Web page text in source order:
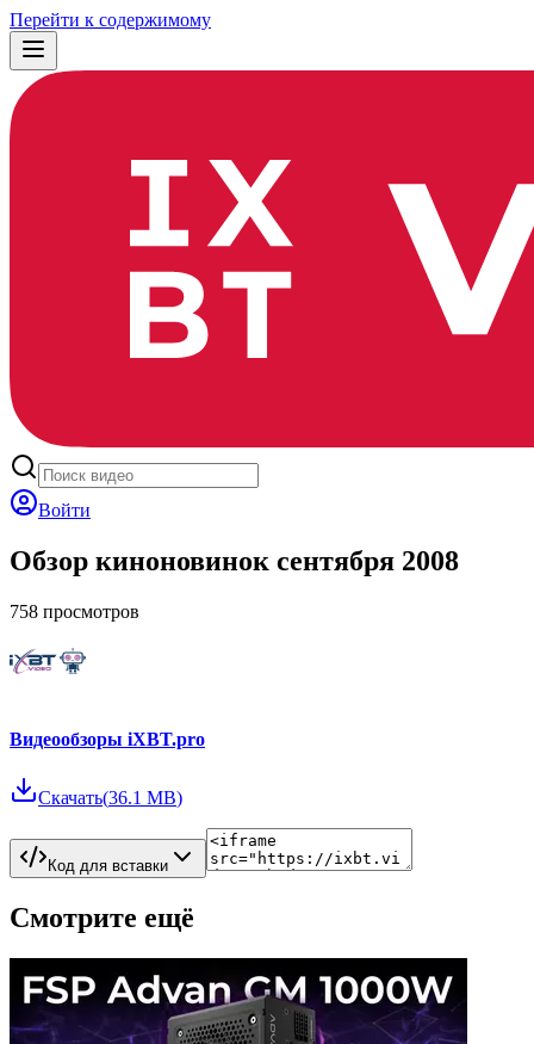
Перейти к содержимому
Войти
Обзор киноновинок сентября 2008
758 просмотров
Видеообзоры iXBT.pro
Скачать(36.1 MB)
Код для вставки
Смотрите ещё